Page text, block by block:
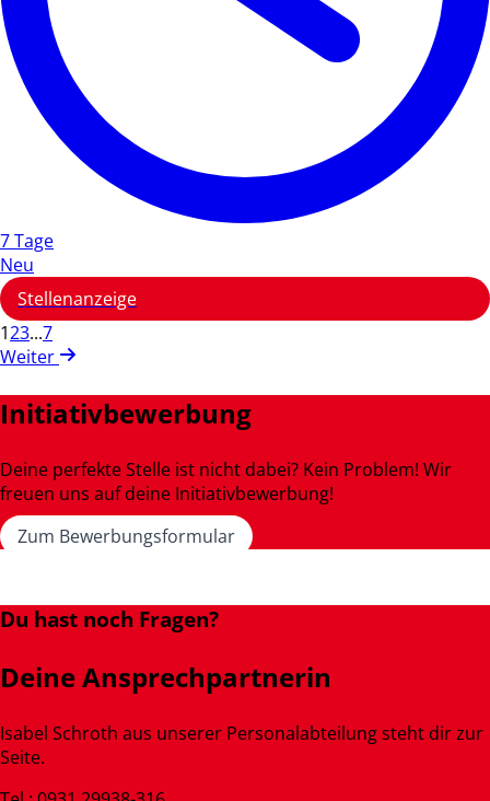
7 Tage
Neu
Stellenanzeige
123...7
Weiter
Initiativbewerbung
Deine perfekte Stelle ist nicht dabei? Kein Problem! Wir
freuen uns auf deine Initiativbewerbung!
Zum Bewerbungsformular
Du hast noch Fragen?
Deine Ansprechpartnerin
Isabel Schroth aus unserer Personalabteilung steht dir zur
Seite.